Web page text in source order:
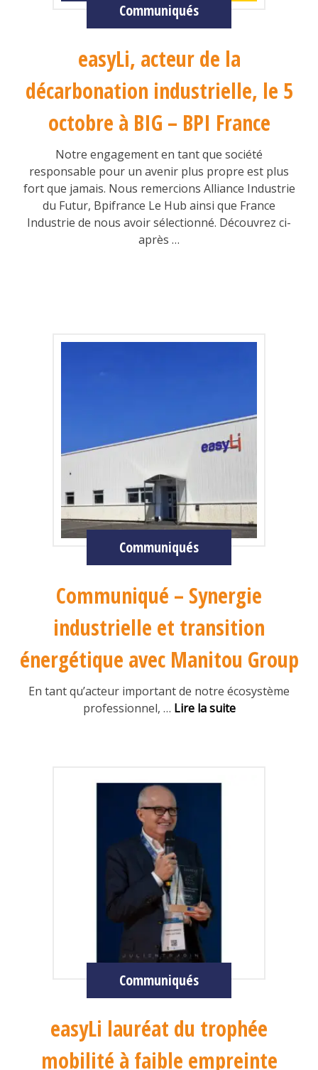
Communiqués
easyLi, acteur de la
décarbonation industrielle, le 5
octobre à BIG – BPI France
Notre engagement en tant que société
responsable pour un avenir plus propre est plus
fort que jamais. Nous remercions Alliance Industrie
du Futur, Bpifrance Le Hub ainsi que France
Industrie de nous avoir sélectionné. Découvrez ci-
après …
Communiqués
Communiqué – Synergie
industrielle et transition
énergétique avec Manitou Group
En tant qu’acteur important de notre écosystème
professionnel, … Lire la suite
Communiqués
easyLi lauréat du trophée
mobilité à faible empreinte